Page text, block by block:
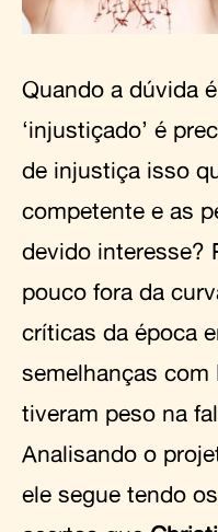
Quando a dúvida
‘injustiçado’ é
de injustiça isso
competente e as
devido interesse?
pouco fora da
críticas da época
semelhanças com
tiveram peso na
Analisando o
ele segue tendo